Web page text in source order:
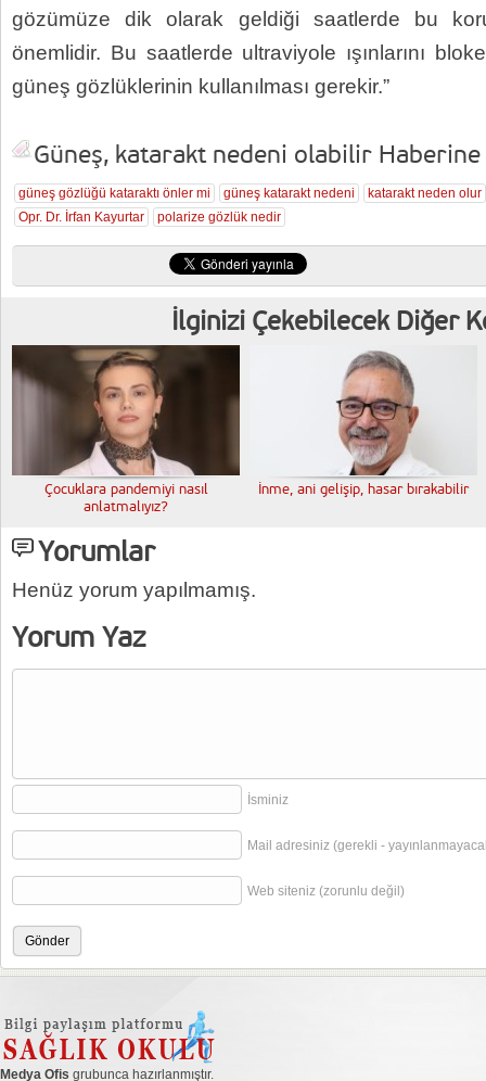
gözümüze dik olarak geldiği saatlerde bu
önemlidir. Bu saatlerde ultraviyole ışınlarını
güneş gözlüklerinin kullanılması gerekir.”
Güneş, katarakt nedeni olabilir
güneş gözlüğü kataraktı önler mi güneş katarakt nedeni
katarakt neden olur
Opr. Dr. İrfan Kayurtar
polarize gözlük nedir
İlginizi Çekebilecek Diğer
Çocuklara pandemiyi nasıl
anlatmalıyız?
İnme, ani gelişip, hasar bırakabilir
Yorumlar
Henüz yorum yapılmamış.
Yorum Yaz
İsminiz
Mail adresiniz (gerekli -
Web siteniz (zorunlu değil)
Medya Ofis grubunca hazırlanmıştır.